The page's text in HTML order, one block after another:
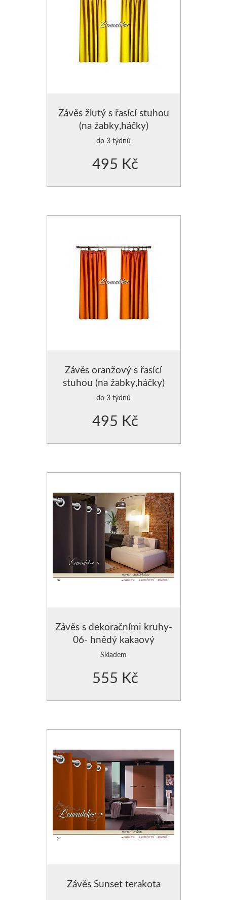
Závěs žlutý s řasící stuhou
(na žabky,háčky)
do 3 týdnů
495 Kč
Závěs oranžový s řasící
stuhou (na žabky,háčky)
do 3 týdnů
495 Kč
Závěs s dekoračními kruhy-
06- hnědý kakaový
Skladem
555 Kč
Závěs Sunset terakota